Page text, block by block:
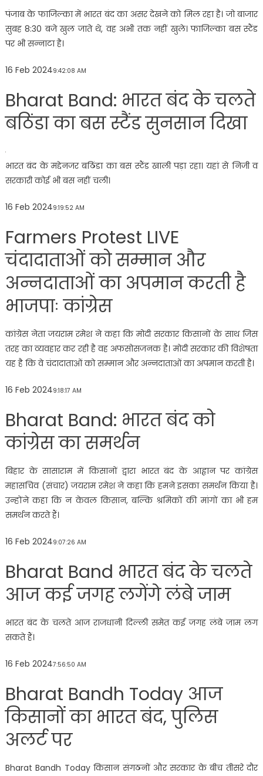
पंजाब के फाजिल्का में भारत बंद का असर देखने को मिल रहा है। जो बाजार
सुबह 8:30 बजे खुल जाते थे, वह अभी तक नहीं खुले। फाजिल्का बस स्टैंड
पर भी सन्नाटा है।
16 Feb 20249:42:08 AM
Bharat Band: भारत बंद के चलते
बठिंडा का बस स्टैंड सुनसान दिखा
भारत बंद के मद्देनजर बठिंडा का बस स्टैंड खाली पड़ा रहा। यहां से निजी व
सरकारी कोई भी बस नहीं चली।
16 Feb 20249:19:52 AM
Farmers Protest LIVE
चंदादाताओं को सम्मान और
अन्नदाताओं का अपमान करती है
भाजपाः कांग्रेस
कांग्रेस नेता जयराम रमेश ने कहा कि मोदी सरकार किसानों के साथ जिस
तरह का व्यवहार कर रही है वह अफसोसजनक है। मोदी सरकार की विशेषता
यह है कि वे चंदादाताओं को सम्मान और अन्नदाताओं का अपमान करती है।
16 Feb 20249:18:17 AM
Bharat Band: भारत बंद को
कांग्रेस का समर्थन
बिहार के सासाराम में किसानों द्वारा भारत बंद के आह्वान पर कांग्रेस
महासचिव (संचार) जयराम रमेश ने कहा कि हमने इसका समर्थन किया है।
उन्होंने कहा कि न केवल किसान, बल्कि श्रमिकों की मांगों का भी हम
समर्थन करते हैं।
16 Feb 20249:07:26 AM
Bharat Band भारत बंद के चलते
आज कई जगह लगेंगे लंबे जाम
भारत बंद के चलते आज राजधानी दिल्ली समेत कई जगह लंबे जाम लग
सकते हैं।
16 Feb 20247:56:50 AM
Bharat Bandh Today आज
किसानों का भारत बंद, पुलिस
अलर्ट पर
Bharat Bandh Today किसान संगठनों और सरकार के बीच तीसरे दौर